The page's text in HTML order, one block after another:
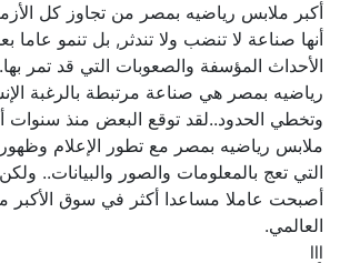
أكبر ملابس رياضيه بمصر من تجاوز كل
أنها صناعة لا تنضب ولا تندثر, بل تنمو عاما
الأحداث المؤسفة والصعوبات التي قد تمر بها..
رياضيه بمصر هي صناعة مرتبطة بالرغبة
وتخطي الحدود..لقد توقع البعض منذ سنوات أن
ملابس رياضيه بمصر مع تطور الإعلام وظهور
التي تعج بالمعلومات والصور والبيانات.. ولكن
أصبحت عاملا مساعدا أكثر في سوق الأكبر
العالمي.